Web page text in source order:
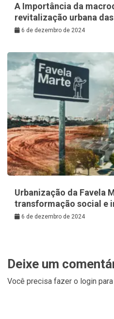
A Importância da
revitalização urbana
6 de dezembro de 2024
Urbanização da Favela
transformação social e
6 de dezembro de 2024
Deixe um
Você precisa fazer o login